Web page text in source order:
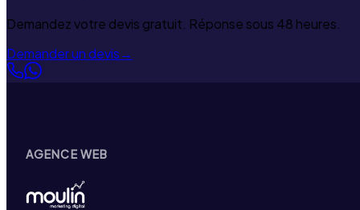
Demandez votre devis gratuit. Réponse sous 48 heures.
Demander un devis→
AGENCE WEB